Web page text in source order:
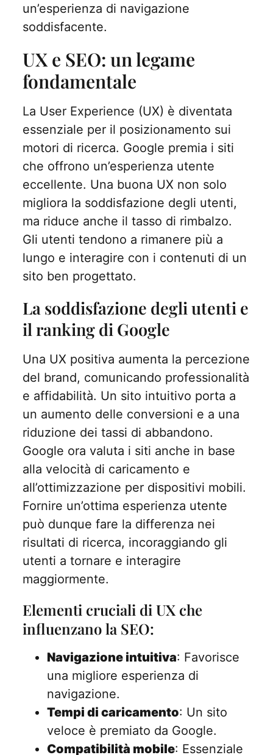
un’esperienza di navigazione
soddisfacente.
UX e SEO: un legame
fondamentale
La User Experience (UX) è diventata
essenziale per il posizionamento sui
motori di ricerca. Google premia i siti
che offrono un’esperienza utente
eccellente. Una buona UX non solo
migliora la soddisfazione degli utenti,
ma riduce anche il tasso di rimbalzo.
Gli utenti tendono a rimanere più a
lungo e interagire con i contenuti di un
sito ben progettato.
La soddisfazione degli utenti e
il ranking di Google
Una UX positiva aumenta la percezione
del brand, comunicando professionalità
e affidabilità. Un sito intuitivo porta a
un aumento delle conversioni e a una
riduzione dei tassi di abbandono.
Google ora valuta i siti anche in base
alla velocità di caricamento e
all’ottimizzazione per dispositivi mobili.
Fornire un’ottima esperienza utente
può dunque fare la differenza nei
risultati di ricerca, incoraggiando gli
utenti a tornare e interagire
maggiormente.
Elementi cruciali di UX che
influenzano la SEO:
Navigazione intuitiva: Favorisce
una migliore esperienza di
navigazione.
Tempi di caricamento: Un sito
veloce è premiato da Google.
Compatibilità mobile: Essenziale